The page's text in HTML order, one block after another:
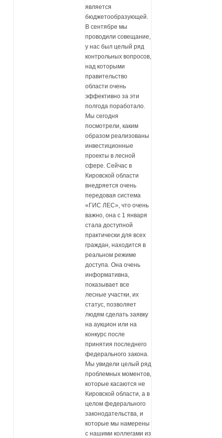
является
бюджетообразующей.
В сентябре мы
проводили совещание,
у нас был целый ряд
контрольных вопросов,
над которыми
правительство
области очень
эффективно за эти
полгода поработало.
Мы сегодня
посмотрели, каким
образом реализованы
инвестиционные
проекты в лесной
сфере. Сейчас в
Кировской области
внедряется очень
передовая система
«ГИС ЛЕС», что очень
важно, она с 1 января
стала доступной
практически для всех
граждан, находится в
реальном режиме
доступа. Она очень
информативна,
показывает все
лесные участки, их
статус, позволяет
людям сделать заявку
на аукцион или на
конкурс после
принятия последнего
федерального закона.
Мы увидели целый ряд
проблемных моментов,
которые касаются не
Кировской области, а в
целом федерального
законодательства, и
которые мы намерены
с нашими коллегами из